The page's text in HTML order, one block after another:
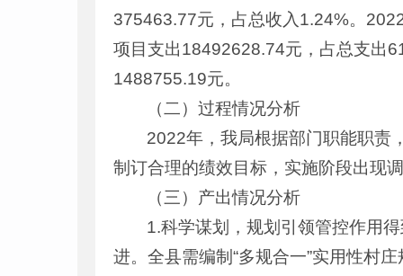
375463.77元，占总收入1.24%。
项目支出18492628.74元，占总支出
1488755.19元。
（二）过程情况分析
2022年，我局根据部门职能职责
制订合理的绩效目标，实施阶段出现
（三）产出情况分析
1.科学谋划，规划引领管控作用
进。全县需编制“多规合一”实用性村